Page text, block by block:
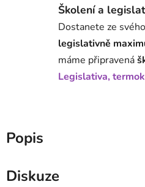
Školení a
Dostanete ze
legislativně
máme připravená
Legislativa,
Popis
Diskuze